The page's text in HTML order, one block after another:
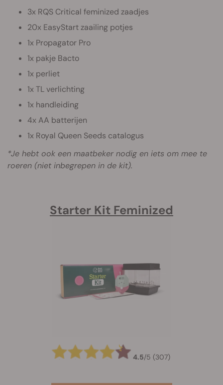
3x RQS Critical feminized zaadjes
20x EasyStart zaailing potjes
1x Propagator Pro
1x pakje Bacto
1x perliet
1x TL verlichting
1x handleiding
4x AA batterijen
1x Royal Queen Seeds catalogus
*Je hebt ook een maatbeker nodig en iets om mee te
roeren (niet inbegrepen in de kit).
Starter Kit Feminized
4.5/5 (307)